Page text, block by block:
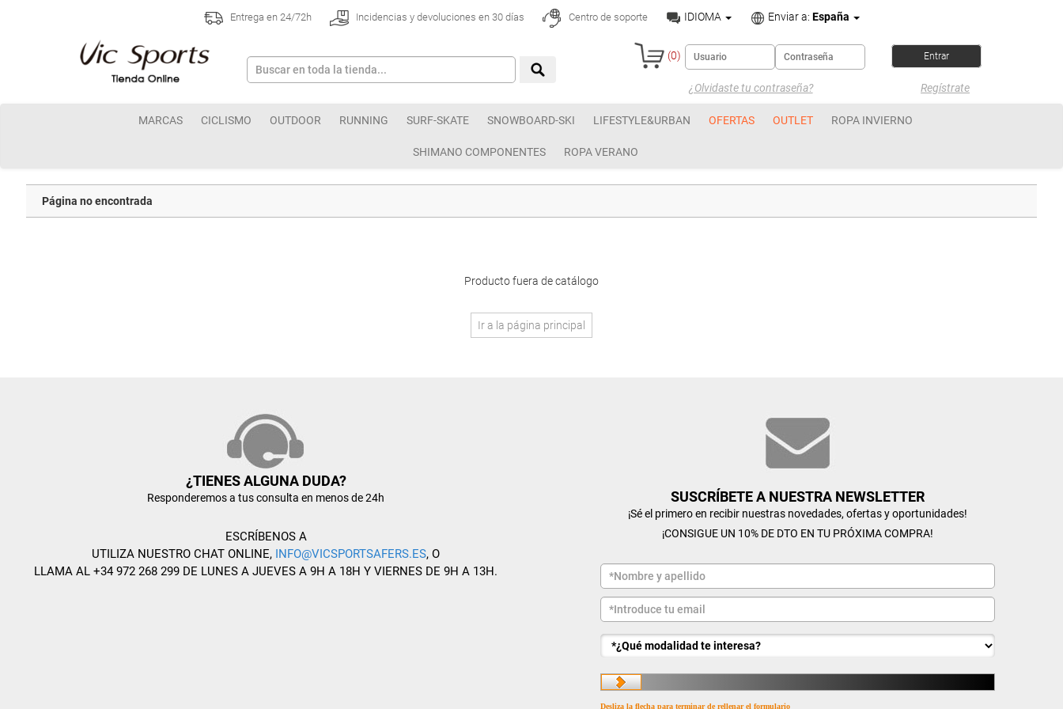
Entrega en 24/72h Incidencias y devoluciones en 30 días Centro de soporte IDIOMA Enviar a: España
(0)
¿Olvidaste tu contraseña? Regístrate
MARCAS CICLISMO OUTDOOR RUNNING SURF-SKATE SNOWBOARD-SKI LIFESTYLE&URBAN OFERTAS OUTLET ROPA INVIERNO
SHIMANO COMPONENTES ROPA VERANO
Página no encontrada
Producto fuera de catálogo
Ir a la página principal
¿TIENES ALGUNA DUDA?
Responderemos a tus consulta en menos de 24h
ESCRÍBENOS A
UTILIZA NUESTRO CHAT ONLINE, INFO@VICSPORTSAFERS.ES, O
LLAMA AL +34 972 268 299 DE LUNES A JUEVES A 9H A 18H Y VIERNES DE 9H A 13H.
SUSCRÍBETE A NUESTRA NEWSLETTER
¡Sé el primero en recibir nuestras novedades, ofertas y oportunidades!
¡CONSIGUE UN 10% DE DTO EN TU PRÓXIMA COMPRA!
Desliza la flecha para terminar de rellenar el formulario